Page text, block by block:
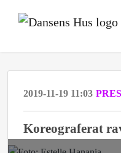
2019-11-19 11:03
Koreograferat